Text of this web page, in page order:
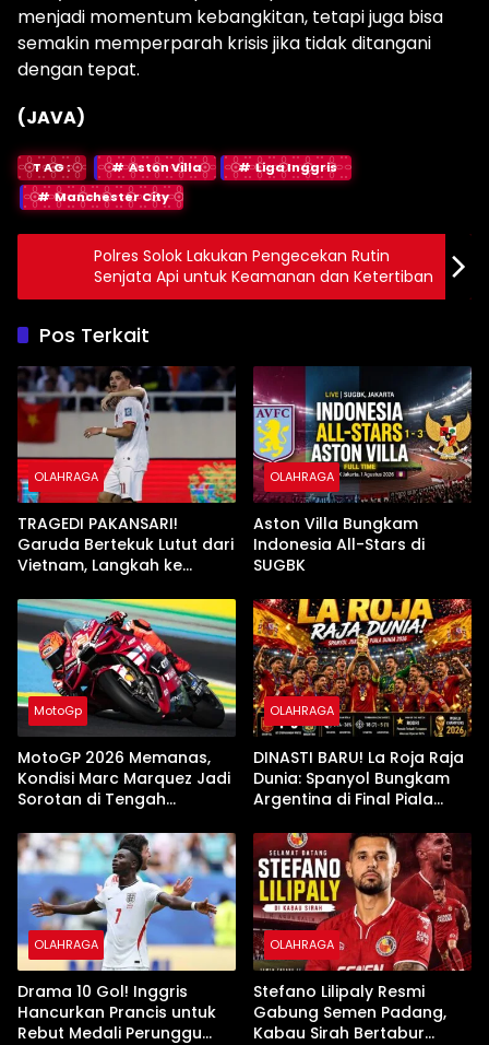
menjadi momentum kebangkitan, tetapi juga bisa
semakin memperparah krisis jika tidak ditangani
dengan tepat.
(JAVA)
TAG: Aston Villa
Liga Inggris
Manchester City
Polres Solok Lakukan Pengecekan Rutin
Senjata Api untuk Keamanan dan Ketertiban
Pos Terkait
OLAHRAGA
TRAGEDI PAKANSARI!
Garuda Bertekuk Lutut dari
Vietnam, Langkah ke
Tanduk
OLAHRAGA
Aston Villa Bungkam
Indonesia All-Stars di
SUGBK
MotoGp
MotoGP 2026 Memanas,
Kondisi Marc Marquez Jadi
Sorotan di Tengah
OLAHRAGA
DINASTI BARU! La Roja Raja
Dunia: Spanyol Bungkam
Argentina di Final Piala
OLAHRAGA
Drama 10 Gol! Inggris
Hancurkan Prancis untuk
Rebut Medali Perunggu
OLAHRAGA
Stefano Lilipaly Resmi
Gabung Semen Padang,
Kabau Sirah Bertabur